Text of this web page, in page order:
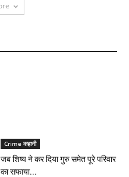
Crime कहानी
जब शिष्य ने कर दिया गुरु समेत पूरे परिवार
का सफाया...